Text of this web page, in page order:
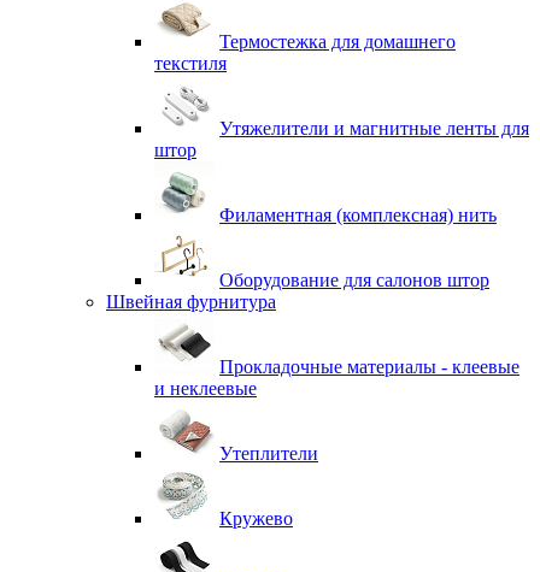
Термостежка для домашнего
текстиля
Утяжелители и магнитные ленты для
штор
Филаментная (комплексная) нить
Оборудование для салонов штор
Швейная фурнитура
Прокладочные материалы - клеевые
и неклеевые
Утеплители
Кружево